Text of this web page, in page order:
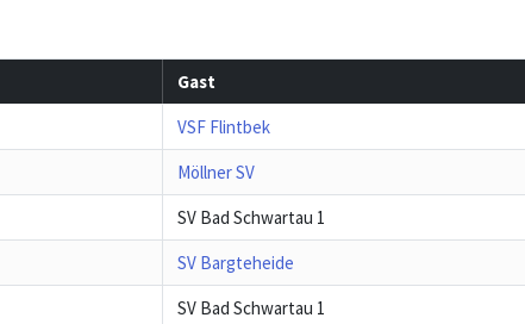
Gast
VSF Flintbek
Möllner SV
SV Bad Schwartau 1
SV Bargteheide
SV Bad Schwartau 1